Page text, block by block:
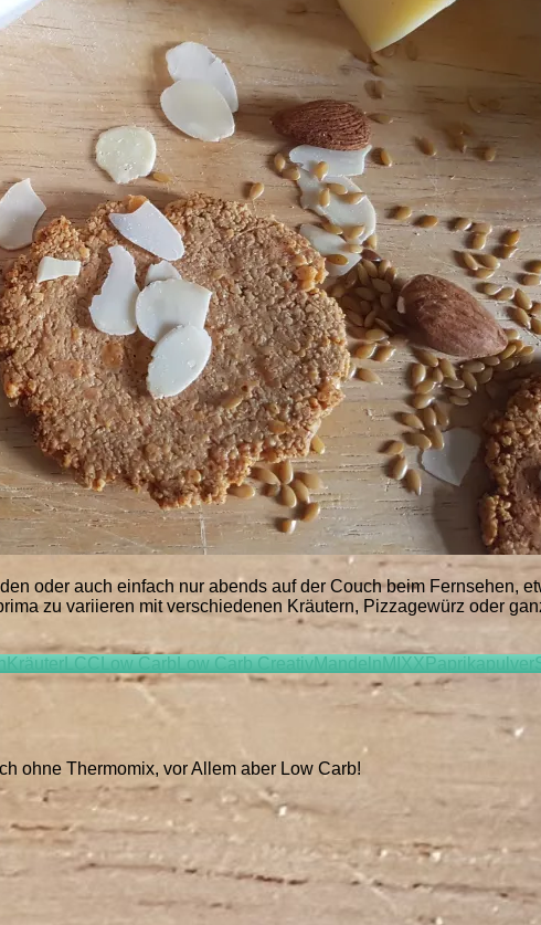
oder auch einfach nur abends auf der Couch beim Fernsehen,
zu variieren mit verschiedenen Kräutern, Pizzagewürz oder
KräuterLCCLow CarbLow Carb CreativMandelnMIXXPaprikapulver
ohne Thermomix, vor Allem aber Low Carb!